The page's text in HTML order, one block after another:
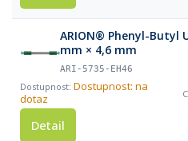
ARION® Phenyl-Butyl
mm × 4,6 mm
ARI-5735-EH46
Dostupnost: na
dotaz
Detail